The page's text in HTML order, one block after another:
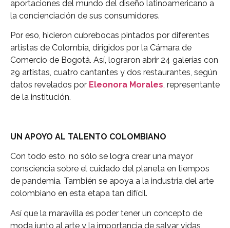
aportaciones del mundo del diseño latinoamericano a
la concienciación de sus consumidores.
Por eso, hicieron cubrebocas pintados por diferentes
artistas de Colombia, dirigidos por la Cámara de
Comercio de Bogotá. Así, lograron abrir 24 galerías con
29 artistas, cuatro cantantes y dos restaurantes, según
datos revelados por Eleonora Morales, representante
de la institución.
UN APOYO AL TALENTO COLOMBIANO
Con todo esto, no sólo se logra crear una mayor
consciencia sobre el cuidado del planeta en tiempos
de pandemia. También se apoya a la industria del arte
colombiano en esta etapa tan difícil.
Así que la maravilla es poder tener un concepto de
moda junto al arte y la importancia de salvar vidas,